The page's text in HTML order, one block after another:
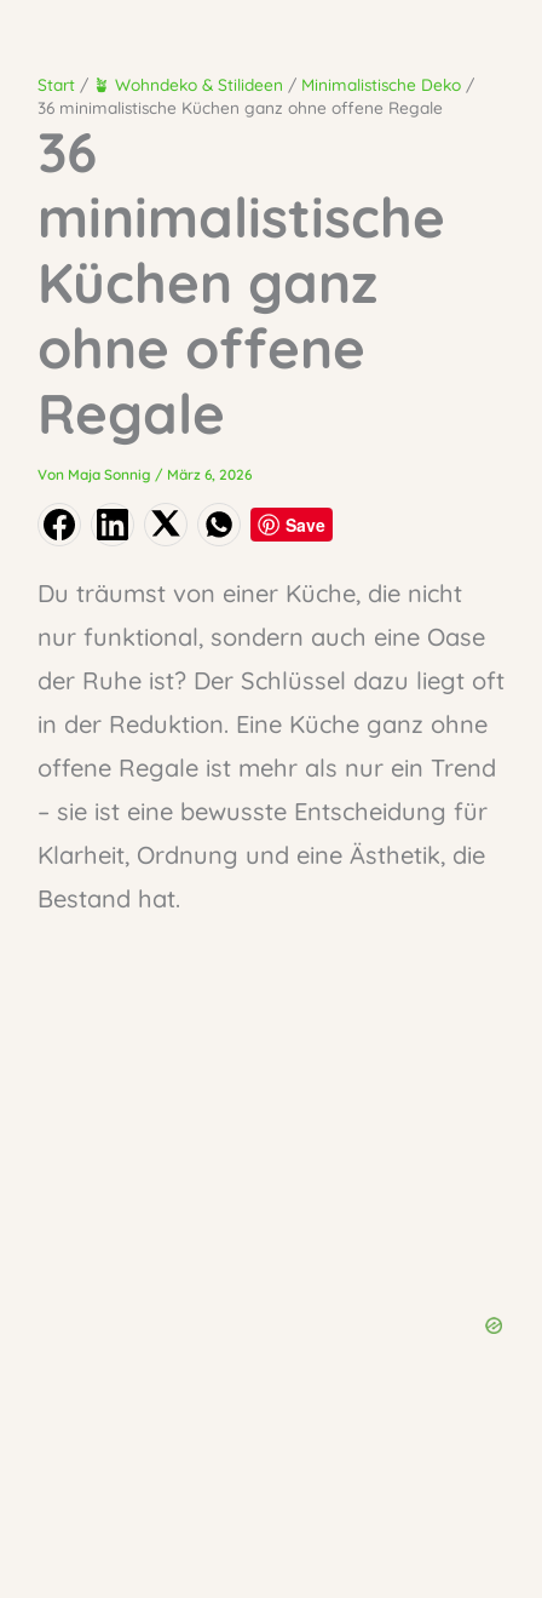
Start 🪴 Wohndeko & Stilideen
Minimalistische Deko
36 minimalistische Küchen ganz ohne offene Regale
36
minimalistische
Küchen ganz
ohne offene
Regale
Von Maja Sonnig / März 6, 2026
Save
Du träumst von einer Küche, die nicht
nur funktional, sondern auch eine Oase
der Ruhe ist? Der Schlüssel dazu liegt oft
in der Reduktion. Eine Küche ganz ohne
offene Regale ist mehr als nur ein Trend
– sie ist eine bewusste Entscheidung für
Klarheit, Ordnung und eine Ästhetik, die
Bestand hat.